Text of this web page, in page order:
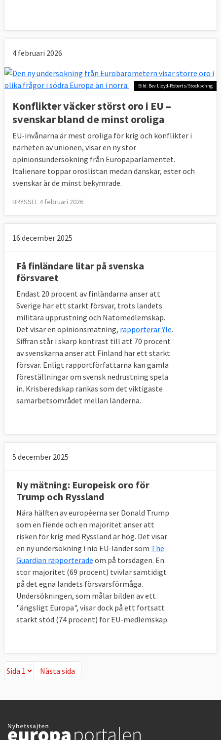
4 februari 2026
Bild: Bev Lloyd-Roberts/Stock.xchng
Konflikter väcker störst oro i EU –
svenskar bland de minst oroliga
EU-invånarna är mest oroliga för krig och konflikter i
närheten av unionen, visar en ny stor
opinionsundersökning från Europaparlamentet.
Italienare toppar oroslistan medan danskar, ester och
svenskar är de minst bekymrade.
BRYSSEL 4 februari 2026
16 december 2025
Få finländare litar på svenska
försvaret
Endast 20 procent av finländarna anser att
Sverige har ett starkt försvar, trots landets
militära upprustning och Natomedlemskap.
Det visar en opinionsmätning, rapporterar Yle.
Siffran står i skarp kontrast till att 70 procent
av svenskarna anser att Finland har ett starkt
försvar. Enligt rapportförfattarna kan gamla
föreställningar om svensk nedrustning spela
in. Krisberedskap rankas som det viktigaste
samarbetsområdet mellan länderna.
5 december 2025
Ny mätning: Europeisk oro för
Trump och Ryssland
Nära hälften av européerna ser Donald Trump
som en fiende och en majoritet anser att
risken för krig med Ryssland är hög. Det visar
en ny undersökning i nio EU-länder som The
Guardian rapporterade om på torsdagen. En
stor majoritet (69 procent) tvivlar samtidigt
på det egna landets försvarsförmåga.
Undersökningen, som målar bilden av ett
"ängsligt Europa", visar dock på ett fortsatt
starkt stöd (74 procent) för EU-medlemskap.
Nästa sida
Nästa sida